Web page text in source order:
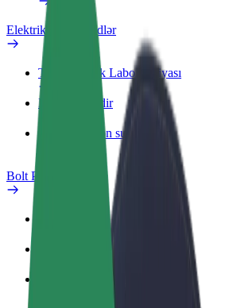
Elektrikli velosipedlər
Təhlükəsizlik Laboratoriyası
Problemi bildir
Tez-tez verilən suallar
Bolt Plus
Necə qoşulmalı?
Tez-tez verilən suallar